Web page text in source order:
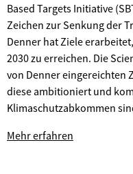
Based Targets Initiative
Zeichen zur Senkung der
Denner hat Ziele
2030 zu erreichen. Die
von Denner eingereichten
diese ambitioniert und
Klimaschutzabkommen
Mehr erfahren